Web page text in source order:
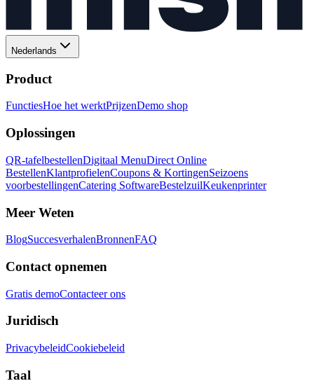
Nederlands
Product
FunctiesHoe het werktPrijzenDemo shop
Oplossingen
QR-tafelbestellenDigitaal MenuDirect Online
BestellenKlantprofielenCoupons & KortingenSeizoens
voorbestellingenCatering SoftwareBestelzuilKeukenprinter
Meer Weten
BlogSuccesverhalenBronnenFAQ
Contact opnemen
Gratis demoContacteer ons
Juridisch
PrivacybeleidCookiebeleid
Taal